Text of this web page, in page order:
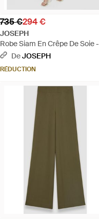
735 €294 €
JOSEPH
Robe Siam En Crêpe De Soie -
BleuDeJOSEPH
RÉDUCTION